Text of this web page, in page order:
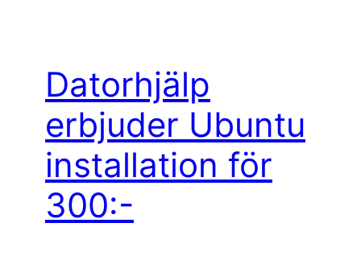
Datorhjälp
erbjuder Ubuntu
installation för
300:-